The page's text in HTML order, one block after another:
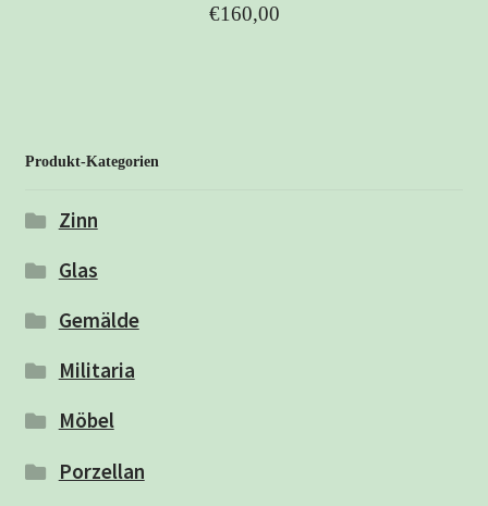
€160,00
Produkt-Kategorien
Zinn
Glas
Gemälde
Militaria
Möbel
Porzellan